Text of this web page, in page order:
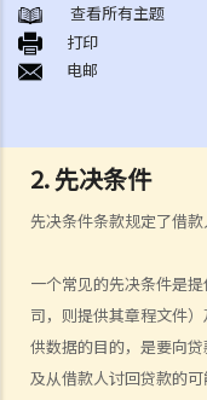
2. 先决条件
先决条件条款规定了借款
一个常见的先决条件是
司，则提供其章程文件
供数据的目的，是要向
及从借款人讨回贷款的可
1. 谁需要获得放债人牌照？
2. 谁受到《放债人条例》
3. 放债人的领牌事宜
5. 其他要求
A. 格式要求
B. 借款人提前偿还贷款
D. 对放债广告的限制
E. 贷款保证形式的限制
6. 重新商议敲诈性交易
7. 对持牌放债人的投诉
查看所有主题
打印
电邮